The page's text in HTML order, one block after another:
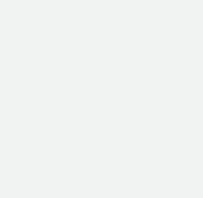
hợp màu sắc đa dạng như